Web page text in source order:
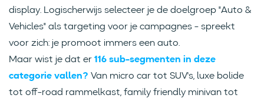
display. Logischerwijs selecteer je de doelgroep "Auto &
Vehicles" als targeting voor je campagnes - spreekt
voor zich: je promoot immers een auto.
Maar wist je dat er 116 sub-segmenten in deze
categorie vallen? Van micro car tot SUV's, luxe bolide
tot off-road rammelkast, family friendly minivan tot